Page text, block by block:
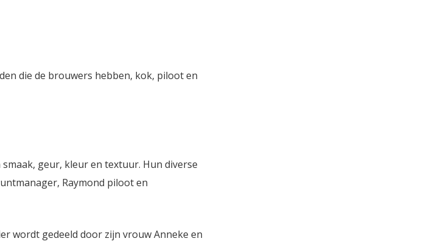
die de brouwers hebben, kok, piloot en
geur, kleur en textuur. Hun diverse
Raymond piloot en
wordt gedeeld door zijn vrouw Anneke en